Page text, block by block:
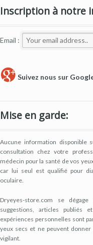
Inscription à notre
Email :
Suivez nous sur
Mise en garde:
Aucune information
consultation chez votre
médecin pour la santé de vos
car lui seul est qualifié pour
oculaire.
Dryeyes-store.com se
suggestions, articles publiés
expériences personnelles sont
yeux secs et ne peuvent
vigilant.